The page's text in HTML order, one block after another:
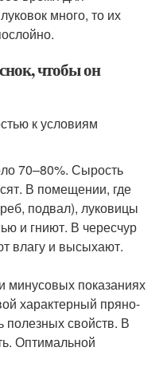
много, то их
чтобы он
к условиям
70–80%. Сырость
В помещении, где
подвал), луковицы
и гниют. В чересчур
влагу и высыхают.
минусовых показаниях
характерный пряно-
полезных свойств. В
Оптимальной